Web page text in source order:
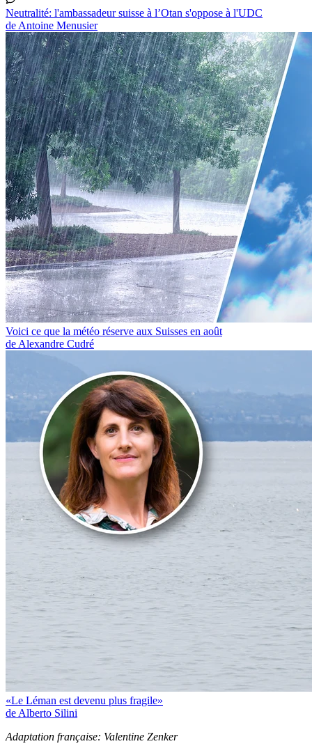
Neutralité: l'ambassadeur suisse à l’Otan s'oppose à l'UDC
de Antoine Menusier
Voici ce que la météo réserve aux Suisses en août
de Alexandre Cudré
«Le Léman est devenu plus fragile»
de Alberto Silini
Adaptation française: Valentine Zenker